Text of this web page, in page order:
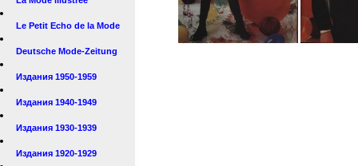
Le Petit Echo de la Mode
Deutsche Mode-Zeitung
Издания 1950-1959
Издания 1940-1949
Издания 1930-1939
Издания 1920-1929